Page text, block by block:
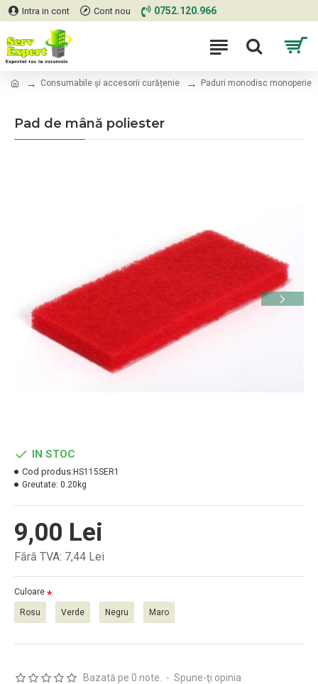
Intra in cont Cont nou 0752.120.966
Consumabile și accesorii curățenie Paduri monodisc monoperie
Pad de mână poliester
Bazată pe 0 note. - Spune-ţi opinia
9,00 Lei
Fără TVA: 7,44 Lei
IN STOC
Cod produs:HS115SER1
Greutate: 0.20kg
Culoare
Rosu Verde Negru Maro